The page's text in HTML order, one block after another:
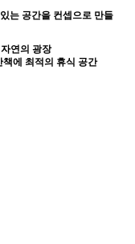
는 공간을 컨셉으로 만들
연의 광장
에 최적의 휴식 공간